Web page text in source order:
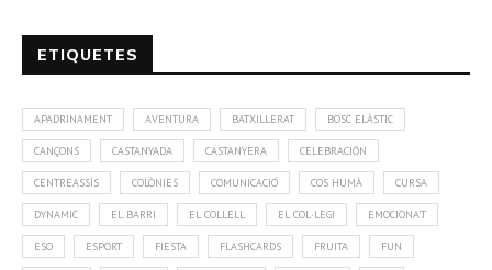
ETIQUETES
APADRINAMENT AVENTURA BATXILLERAT BOSC ELÀSTIC
CANÇONS CASTANYADA CASTANYERA CELEBRACIÓN
CENTREASSÍS COLÒNIES COMUNICACIÓ COS HUMÀ CURSA
DYNAMIC EL BARRI EL COLLELL EL COL·LEGI EMOCIONA'T
ESO ESPORT FIESTA FLASHCARDS FRUITA FUN